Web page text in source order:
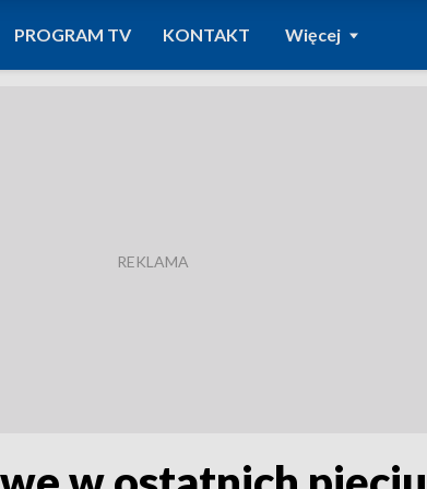
PROGRAM TV KONTAKT Więcej